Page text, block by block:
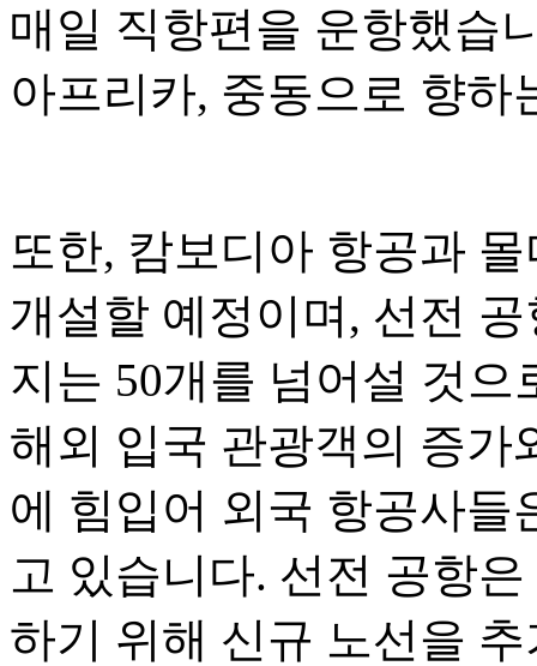
매일 직항편을 운항했습
아프리카, 중동으로 향하
또한, 캄보디아 항공과
개설할 예정이며, 선전
지는 50개를 넘어설 것
해외 입국 관광객의 증가
에 힘입어 외국 항공사들
고 있습니다. 선전 공항
하기 위해 신규 노선을